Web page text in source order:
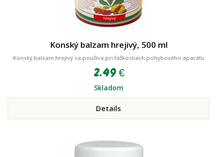
Konský balzam hrejivý, 500 ml
Konský balzam hrejivý sa používa pri ťažkostiach pohybového aparátu
2.49 €
Skladom
Details